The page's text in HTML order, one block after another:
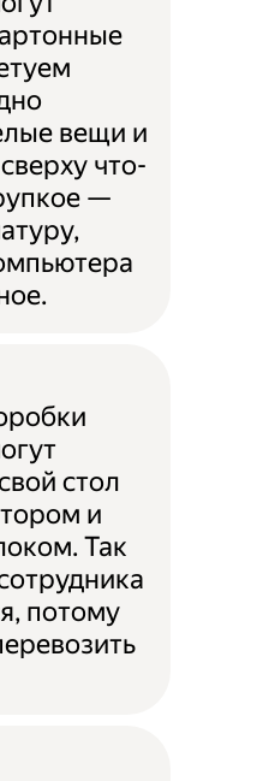
вещи и
что-
—
стол
и
Так
потому